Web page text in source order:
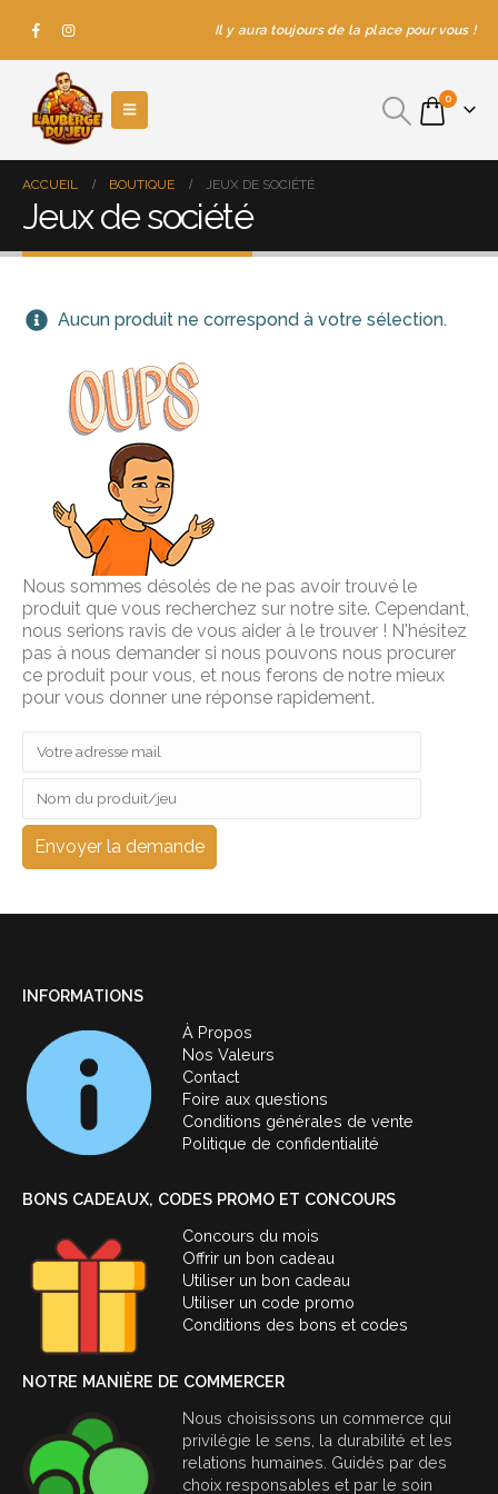
Il y aura toujours de la place pour vous !
0
ACCUEIL BOUTIQUE JEUX DE SOCIÉTÉ
Jeux de société
Aucun produit ne correspond à votre sélection.
Nous sommes désolés de ne pas avoir trouvé le
produit que vous recherchez sur notre site. Cependant,
nous serions ravis de vous aider à le trouver ! N'hésitez
pas à nous demander si nous pouvons nous procurer
ce produit pour vous, et nous ferons de notre mieux
pour vous donner une réponse rapidement.
INFORMATIONS
À Propos
Nos Valeurs
Contact
Foire aux questions
Conditions générales de vente
Politique de confidentialité
BONS CADEAUX, CODES PROMO ET CONCOURS
Concours du mois
Offrir un bon cadeau
Utiliser un bon cadeau
Utiliser un code promo
Conditions des bons et codes
NOTRE MANIÈRE DE COMMERCER
Nous choisissons un commerce qui
privilégie le sens, la durabilité et les
relations humaines. Guidés par des
choix responsables et par le soin